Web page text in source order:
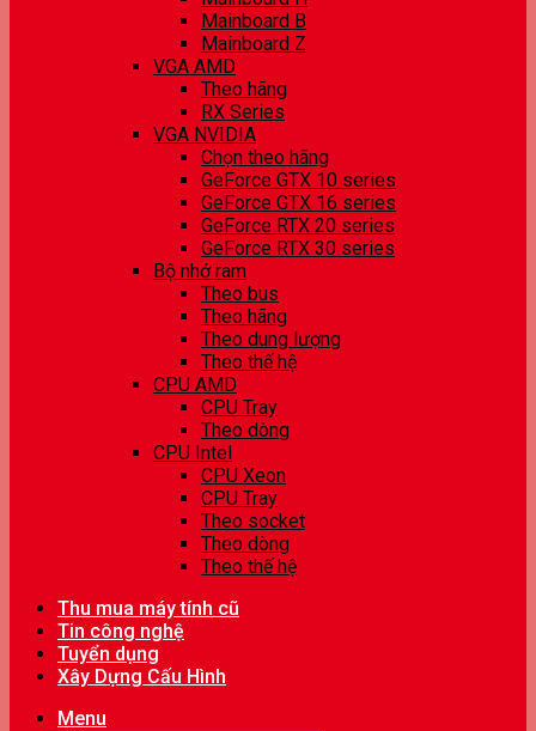
Mainboard B
Mainboard Z
VGA AMD
Theo hãng
RX Series
VGA NVIDIA
Chọn theo hãng
GeForce GTX 10 series
GeForce GTX 16 series
GeForce RTX 20 series
GeForce RTX 30 series
Bộ nhớ ram
Theo bus
Theo hãng
Theo dung lượng
Theo thế hệ
CPU AMD
CPU Tray
Theo dòng
CPU Intel
CPU Xeon
CPU Tray
Theo socket
Theo dòng
Theo thế hệ
Thu mua máy tính cũ
Tin công nghệ
Tuyển dụng
Xây Dựng Cấu Hình
Menu